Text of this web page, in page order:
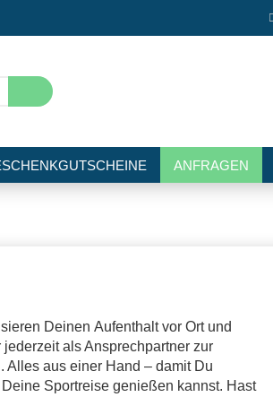
ANFRAGEN
Deinen Aufenthalt vor Ort und
jederzeit als Ansprechpartner zur
Alles aus einer Hand – damit Du
Sportreise genießen kannst. Hast